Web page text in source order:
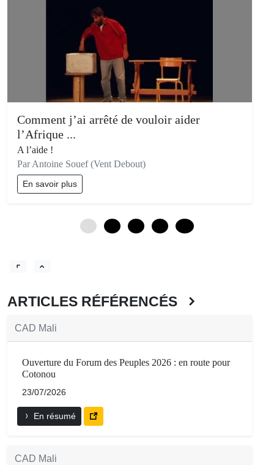
Comment j’ai arrêté de vouloir aider
l’Afrique ...
A l’aide !
Par Antoine Souef (Vent Debout)
En savoir plus
ARTICLES RÉFÉRENCÉS
CAD Mali
Ouverture du Forum des Peuples 2026 : en route pour
Cotonou
23/07/2026
En résumé
CAD Mali